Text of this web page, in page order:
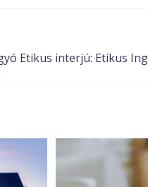
Etikus interjú: Etikus